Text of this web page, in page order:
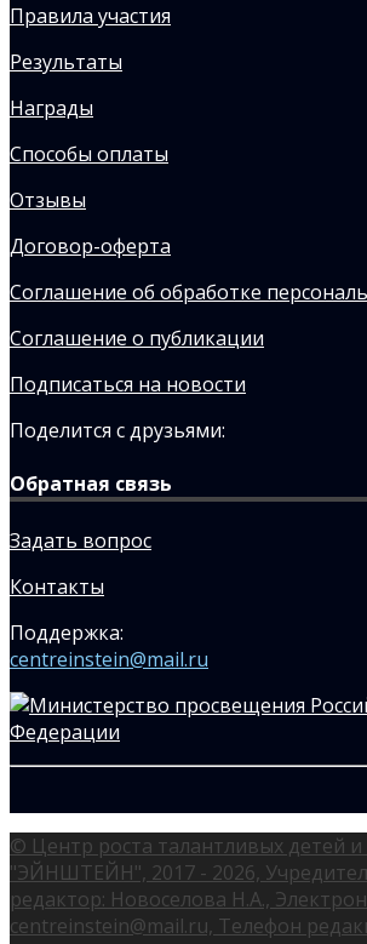
Правила участия
Результаты
Награды
Способы оплаты
Отзывы
Договор-оферта
Соглашение об обработке
Соглашение о публикации
Подписаться на новости
Поделится с друзьями:
Обратная связь
Задать вопрос
Контакты
Поддержка:
centreinstein@mail.ru
© Центр роста талантливых детей и
"ЭЙНШТЕЙН", 2017 - 2026,
редактор: Новоселова Н.А.,
centreinstein@mail.ru, Телефон